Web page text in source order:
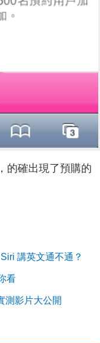
的確出現了預購的
講英文通不通？
看
測影片大公開